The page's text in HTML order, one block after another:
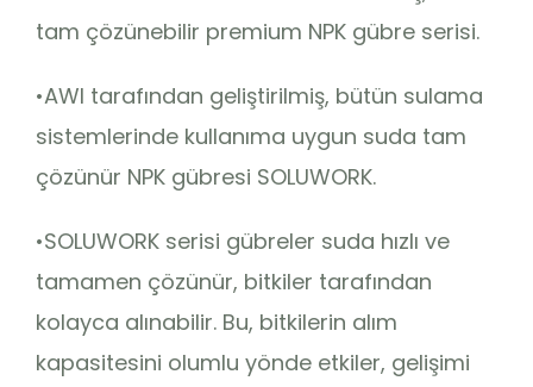
tam çözünebilir premium NPK gübre serisi.
•AWI tarafından geliştirilmiş, bütün sulama
sistemlerinde kullanıma uygun suda tam
çözünür NPK gübresi SOLUWORK.
•SOLUWORK serisi gübreler suda hızlı ve
tamamen çözünür, bitkiler tarafından
kolayca alınabilir. Bu, bitkilerin alım
kapasitesini olumlu yönde etkiler, gelişimi